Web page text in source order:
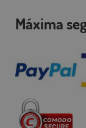
Máxima